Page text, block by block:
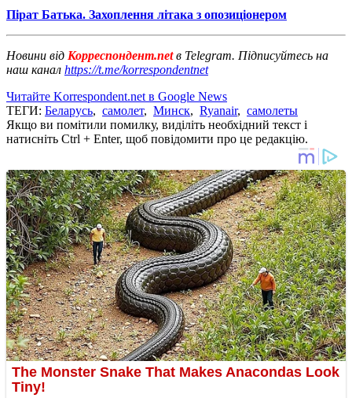
Пірат Батька. Захоплення літака з опозиціонером
Новини від Корреспондент.netв Telegram. Підписуйтесь на
наш канал https://t.me/korrespondentnet
Читайте Korrespondent.net в Google News
ТЕГИ: Беларусь, самолет, Минск, Ryanair, самолеты
Якщо ви помітили помилку, виділіть необхідний текст і
натисніть Ctrl + Enter, щоб повідомити про це редакцію.